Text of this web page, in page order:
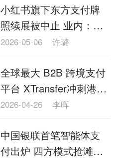
小红书旗下东方支付牌
照续展被中止 业内：牌
照变更手续尚未审批完
2026-05-06 许璐
全球最大 B2B 跨境支付
平台 XTransfer冲刺港股
TPV三年复合增长率
2026-04-26 李晖
中国银联首笔智能体支
付出炉 四方模式抢滩AI